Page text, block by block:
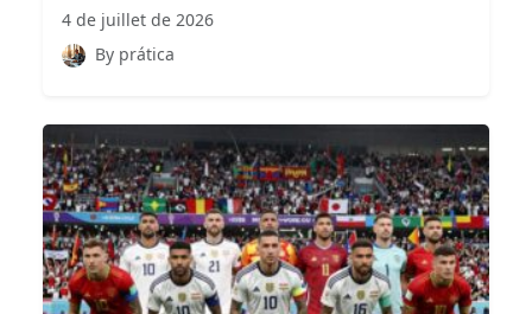
4 de juillet de 2026
By prática